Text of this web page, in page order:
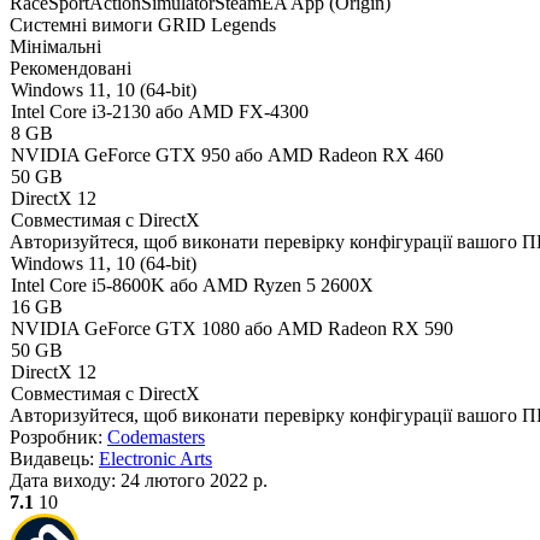
Системні вимоги GRID Legends
Мінімальні
Рекомендовані
Windows 11, 10 (64-bit)
Intel Core i3-2130 або AMD FX-4300
8 GB
NVIDIA GeForce GTX 950 або AMD Radeon RX 460
50 GB
DirectX 12
Совместимая с DirectX
Авторизуйтеся, щоб виконати перевірку конфігурації вашого
Windows 11, 10 (64-bit)
Intel Core i5-8600K або AMD Ryzen 5 2600X
16 GB
NVIDIA GeForce GTX 1080 або AMD Radeon RX 590
50 GB
DirectX 12
Совместимая с DirectX
Авторизуйтеся, щоб виконати перевірку конфігурації вашого
Розробник: Codemasters
Видавець: Electronic Arts
Дата виходу: 24 лютого 2022 р.
7.1 10